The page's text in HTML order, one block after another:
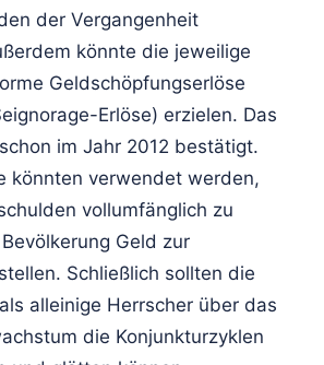
der Vergangenheit
könnte die jeweilige
Geldschöpfungserlöse
Erlöse) erzielen. Das
im Jahr 2012 bestätigt.
könnten verwendet werden,
vollumfänglich zu
Geld zur
Schließlich sollten die
alleinige Herrscher über das
die Konjunkturzyklen